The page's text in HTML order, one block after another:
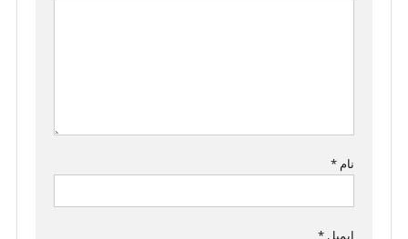
نام *
ایمیل *